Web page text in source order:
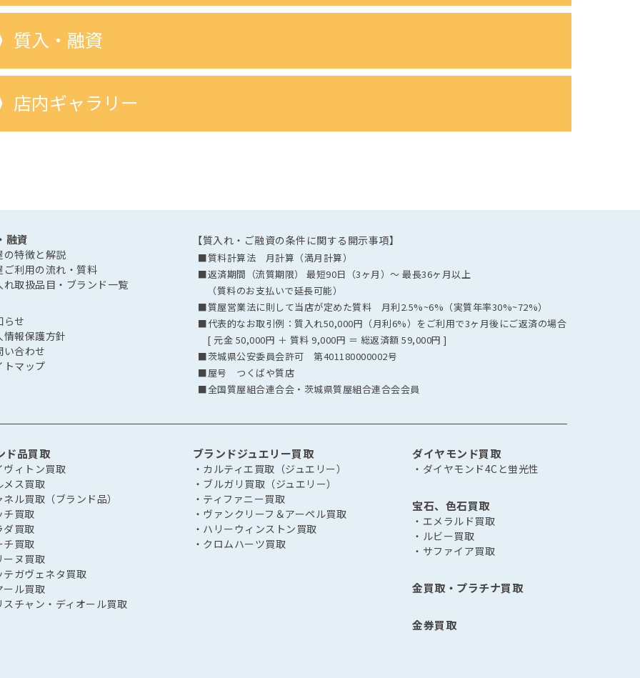
質入・融資
店内ギャラリー
融資
の特徴と解説
ご利用の流れ・質料
れ取扱品目・ブランド一覧
らせ
情報保護方針
い合わせ
トマップ
【質入れ・ご融資の条件に関する開示事項】
■質料計算法 月計算（満月計算）
■返済期間（流質期限） 最短90日（3ヶ月）～ 最長36ヶ月以上
（質料のお支払いで延長可能）
■質屋営業法に則して当店が定めた質料 月利2.5%~6%（実質年率30%~72%）
■代表的なお取引例：質入れ50,000円（月利6%）をご利用で3ヶ月後にご返済の場合
[ 元金 50,000円 ＋ 質料 9,000円 ＝ 総返済額 59,000円 ]
■茨城県公安委員会許可 第401180000002号
■屋号 つくばや質店
■全国質屋組合連合会・茨城県質屋組合連合会会員
ド品買取
ヴィトン買取
メス買取
ル買取（ブランド品）
チ買取
ダ買取
チ買取
ーヌ買取
テガヴェネタ買取
ール買取
スチャン・ディオール買取
ブランドジュエリー買取
・カルティエ買取（ジュエリー）
・ブルガリ買取（ジュエリー）
・ティファニー買取
・ヴァンクリーフ＆アーペル買取
・ハリーウィンストン買取
・クロムハーツ買取
ダイヤモンド買取
・ダイヤモンド4Cと蛍光性
宝石、色石買取
・エメラルド買取
・ルビー買取
・サファイア買取
金買取・プラチナ買取
金券買取